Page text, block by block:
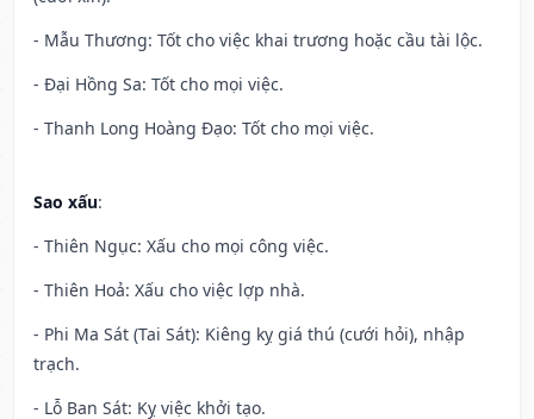
- Mẫu Thương: Tốt cho việc khai trương hoặc cầu tài lộc.
- Đại Hồng Sa: Tốt cho mọi việc.
- Thanh Long Hoàng Đạo: Tốt cho mọi việc.
Sao xấu:
- Thiên Ngục: Xấu cho mọi công việc.
- Thiên Hoả: Xấu cho việc lợp nhà.
- Phi Ma Sát (Tai Sát): Kiêng kỵ giá thú (cưới hỏi), nhập
trạch.
- Lỗ Ban Sát: Kỵ việc khởi tạo.